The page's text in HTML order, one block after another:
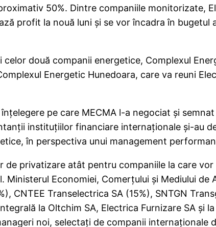
50%. Dintre companiile monitorizate,
profit la nouă luni şi se vor încadra în bugetul
două companii energetice, Complexul
Energetic Hunedoara, care va reuni
pe care MECMA l-a negociat şi
instituţiilor financiare internaţionale şi-au
în perspectiva unui management
de privatizare atât pentru companiile la care
Economiei, Comerţului şi Mediului de
CNTEE Transelectrica SA (15%), SNTGN
la Oltchim SA, Electrica Furnizare SA şi
noi, selectaţi de companii internaţionale